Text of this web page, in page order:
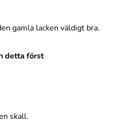
gamla lacken väldigt bra.
detta först
skall.